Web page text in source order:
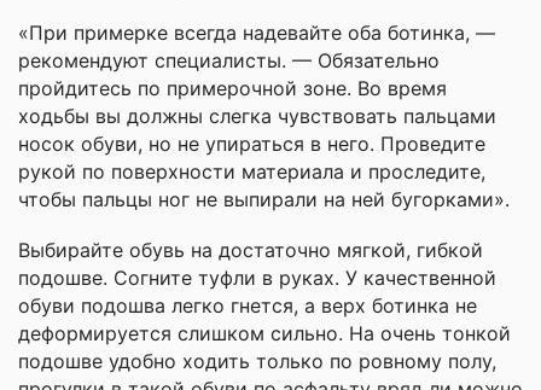
«При примерке всегда надевайте оба ботинка, —
рекомендуют специалисты. — Обязательно
пройдитесь по примерочной зоне. Во время
ходьбы вы должны слегка чувствовать пальцами
носок обуви, но не упираться в него. Проведите
рукой по поверхности материала и проследите,
чтобы пальцы ног не выпирали на ней бугорками».
Выбирайте обувь на достаточно мягкой, гибкой
подошве. Согните туфли в руках. У качественной
обуви подошва легко гнется, а верх ботинка не
деформируется слишком сильно. На очень тонкой
подошве удобно ходить только по ровному полу,